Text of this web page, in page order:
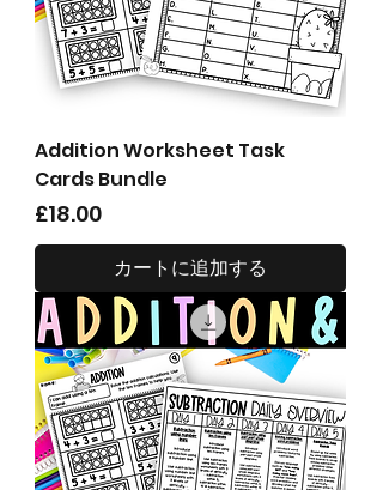
Addition Worksheet Task
Cards Bundle
価格
£18.00
カートに追加する